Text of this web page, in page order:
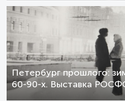
Петербург прошлого:
60-90-х. Выставка